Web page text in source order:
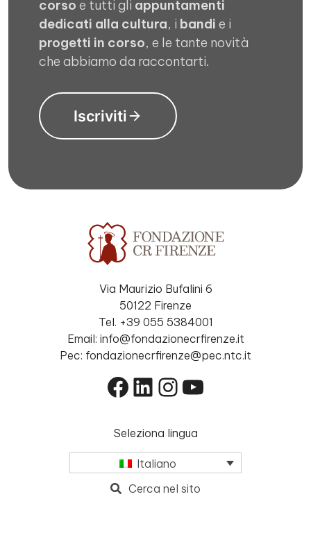
corso e tutti gli appuntamenti
dedicati alla cultura, i bandi e i
progetti in corso, e le tante novità
che abbiamo da raccontarti.
Iscriviti
Via Maurizio Bufalini 6
50122 Firenze
Tel. +39 055 5384001
Email: info@fondazionecrfirenze.it
Pec: fondazionecrfirenze@pec.ntc.it
Facebook
LinkedIn
Instagram
YouTube
Seleziona lingua
Italiano
Cerca nel sito